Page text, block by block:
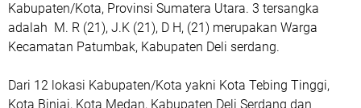
Kabupaten/Kota, Provinsi Sumatera Utara. 3 tersangka
adalah M. R (21), J.K (21), D H, (21) merupakan Warga
Kecamatan Patumbak, Kabupaten Deli serdang.
Dari 12 lokasi Kabupaten/Kota yakni Kota Tebing Tinggi,
Kota Binjai, Kota Medan, Kabupaten Deli Serdang dan